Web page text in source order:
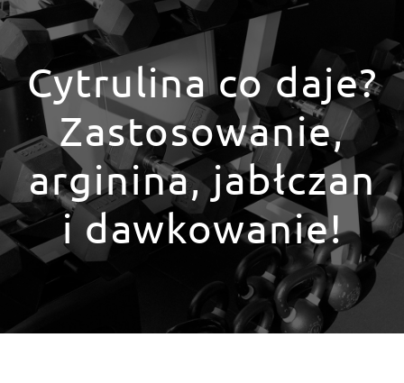
Cytrulina co daje?
Zastosowanie,
arginina, jabłczan
i dawkowanie!